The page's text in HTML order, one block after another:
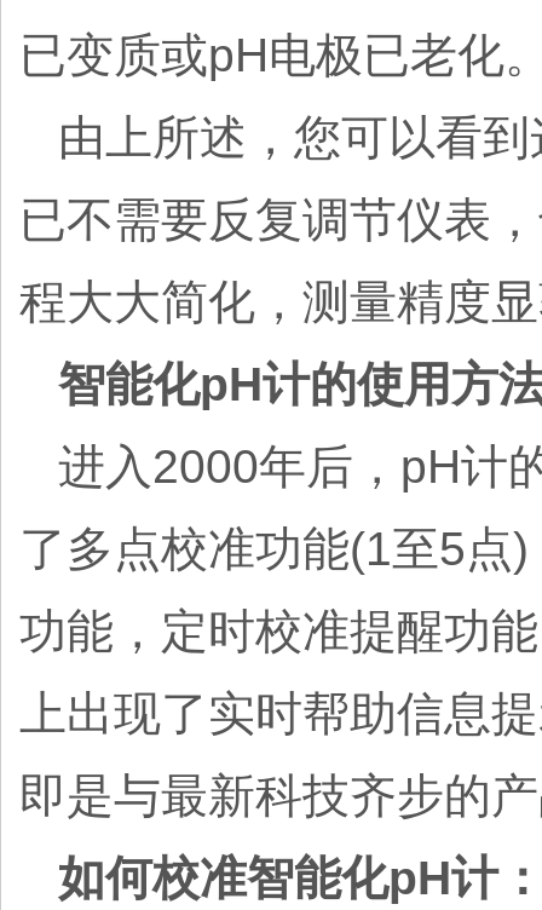
已变质或pH电极已老化
由上所述，您可以看
已不需要反复调节仪表
程大大简化，测量精度
智能化pH计的使用方
进入2000年后，pH计
了多点校准功能(1至5点
功能，定时校准提醒功
上出现了实时帮助信息
即是与最新科技齐步的
如何校准智能化pH计